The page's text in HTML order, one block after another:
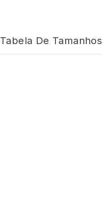
Tabela De Tamanhos